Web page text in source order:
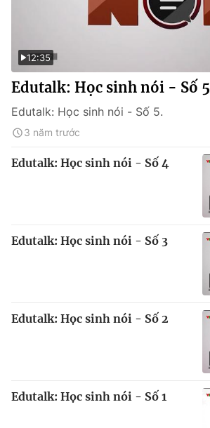
12:35
Edutalk: Học sinh nói - Số 5
Edutalk: Học sinh nói - Số 5.
3 năm trước
Edutalk: Học sinh nói - Số 4
Edutalk: Học sinh nói - Số 3
Edutalk: Học sinh nói - Số 2
Edutalk: Học sinh nói - Số 1